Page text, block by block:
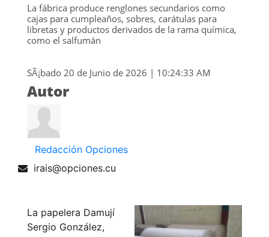
La fábrica produce renglones secundarios como
cajas para cumpleaños, sobres, carátulas para
libretas y productos derivados de la rama química,
como el salfumán
SÃ¡bado 20 de Junio de 2026 | 10:24:33 AM
Autor
Redacción Opciones
irais@opciones.cu
La papelera Damují
Sergio González,